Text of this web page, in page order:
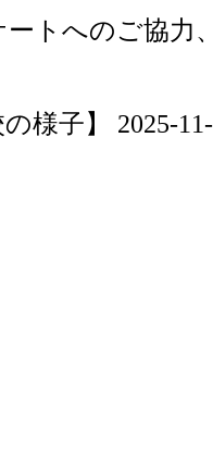
ートへのご協力
の様子】 2025-